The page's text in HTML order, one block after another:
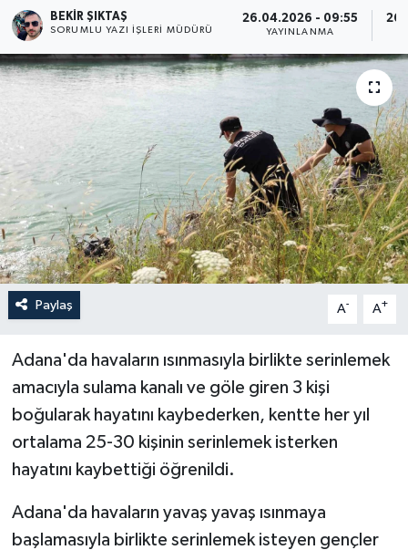
BEKIR ŞIKTAŞ
SORUMLU YAZI İŞLERI MÜDÜRÜ
26.04.2026 - 09:55
YAYINLANMA
Paylaş A- A+
Adana'da havaların ısınmasıyla birlikte serinlemek
amacıyla sulama kanalı ve göle giren 3 kişi
boğularak hayatını kaybederken, kentte her yıl
ortalama 25-30 kişinin serinlemek isterken
hayatını kaybettiği öğrenildi.
Adana'da havaların yavaş yavaş ısınmaya
başlamasıyla birlikte serinlemek isteyen gençler